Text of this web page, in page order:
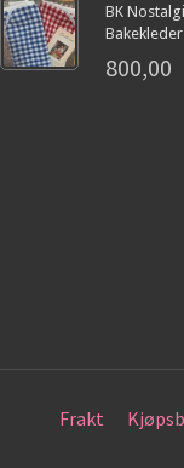
BK
Bakekleder
800,00
Frakt